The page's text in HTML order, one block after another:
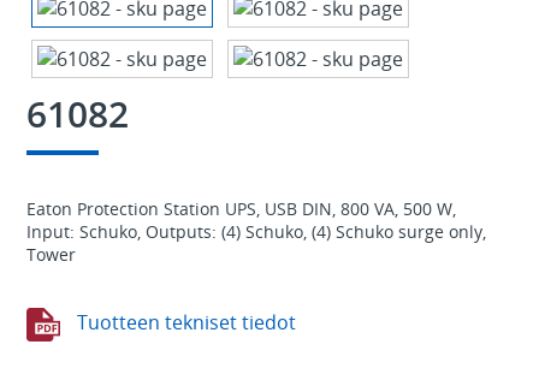
61082
Eaton Protection Station UPS, USB DIN, 800 VA, 500 W,
Input: Schuko, Outputs: (4) Schuko, (4) Schuko surge only,
Tower
Tuotteen tekniset tiedot